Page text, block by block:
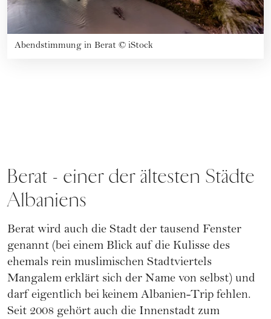
Abendstimmung in Berat © iStock
Berat - einer der ältesten Städte
Albaniens
Berat wird auch die Stadt der tausend Fenster
genannt (bei einem Blick auf die Kulisse des
ehemals rein muslimischen Stadtviertels
Mangalem erklärt sich der Name von selbst) und
darf eigentlich bei keinem Albanien-Trip fehlen.
Seit 2008 gehört auch die Innenstadt zum